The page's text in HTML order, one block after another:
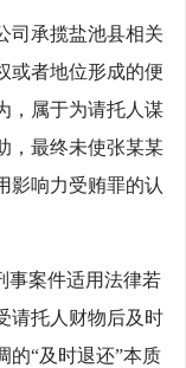
承揽盐池县相关
或者地位形成的便
，属于为请托人谋
，最终未使张某某
影响力受贿罪的认
案件适用法律若
请托人财物后及时
的“及时退还”本质